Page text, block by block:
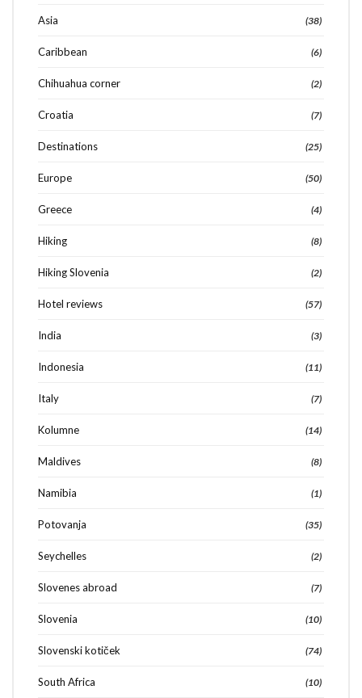
Asia (38)
Caribbean (6)
Chihuahua corner (2)
Croatia (7)
Destinations (25)
Europe (50)
Greece (4)
Hiking (8)
Hiking Slovenia (2)
Hotel reviews (57)
India (3)
Indonesia (11)
Italy (7)
Kolumne (14)
Maldives (8)
Namibia (1)
Potovanja (35)
Seychelles (2)
Slovenes abroad (7)
Slovenia (10)
Slovenski kotiček (74)
South Africa (10)